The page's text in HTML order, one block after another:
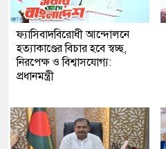
ফ্যাসিবাদবিরোধী আন্দোলনে
হত্যাকাণ্ডের বিচার হবে স্বচ্ছ,
নিরপেক্ষ ও বিশ্বাসযোগ্য:
প্রধানমন্ত্রী